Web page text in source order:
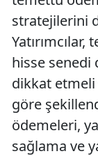
stratejilerini
hisse senedi
dikkat etmeli
göre
ödemeleri,
sağlama ve